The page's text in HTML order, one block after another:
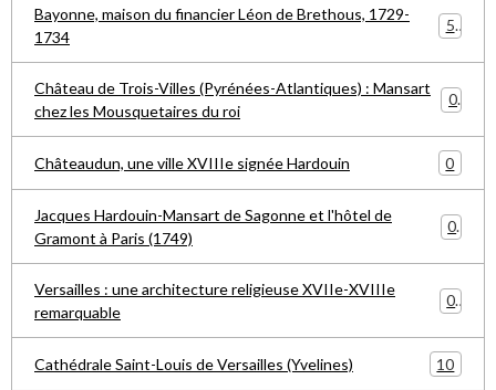
Bayonne, maison du financier Léon de Brethous, 1729-
1734
5
Château de Trois-Villes (Pyrénées-Atlantiques) : Mansart
chez les Mousquetaires du roi
0
Châteaudun, une ville XVIIIe signée Hardouin 0
Jacques Hardouin-Mansart de Sagonne et l'hôtel de
Gramont à Paris (1749)
0
Versailles : une architecture religieuse XVIIe-XVIIIe
remarquable
0
Cathédrale Saint-Louis de Versailles (Yvelines) 10